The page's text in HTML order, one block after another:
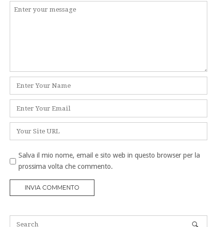
Commento
Nome
*
Email
*
Sito
web
Salva il mio nome, email e sito web in questo browser per la
prossima volta che commento.